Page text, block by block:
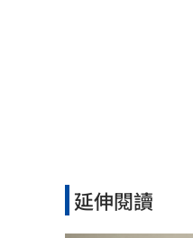
延伸閱讀